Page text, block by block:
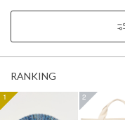
RANKING
1 2